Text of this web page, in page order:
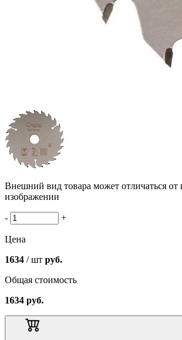
Внешний вид товара может отличаться от
изображении
- +
Цена
1634 / шт руб.
Общая стоимость
1634 руб.